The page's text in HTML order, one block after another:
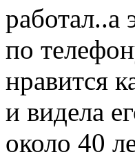
работал..а
по
нравится
и видела
около 40